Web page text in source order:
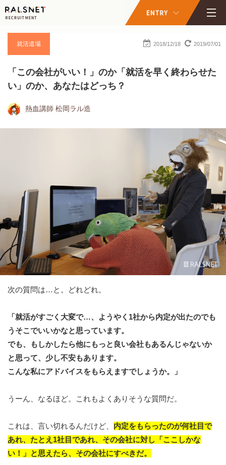
就活道場 2018/12/18 2019/07/01
「この会社がいい！」のか「就活を早く終わらせた
い」のか、あなたはどっち？
熱血講師 松岡ラル造
次の質問は…と。どれどれ。
「就活がすごく大変で…、ようやく1社から内定が出たのでも
うそこでいいかなと思っています。
でも、もしかしたら他にもっと良い会社もあるんじゃないか
と思って、少し不安もあります。
こんな私にアドバイスをもらえますでしょうか。」
うーん、なるほど。これもよくありそうな質問だ。
これは、言い切れるんだけど、 内定をもらったのが何社目で
あれ、たとえ1社目であれ、その会社に対し「ここしかな
い！」と思えたら、その会社にすべきだ。